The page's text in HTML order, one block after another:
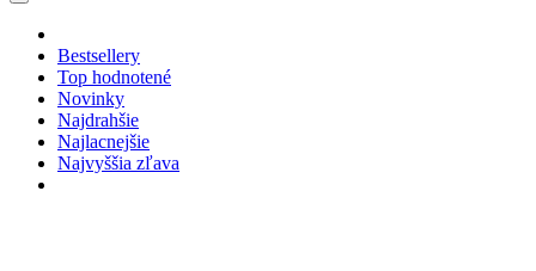
Bestsellery
Top hodnotené
Novinky
Najdrahšie
Najlacnejšie
Najvyššia zľava